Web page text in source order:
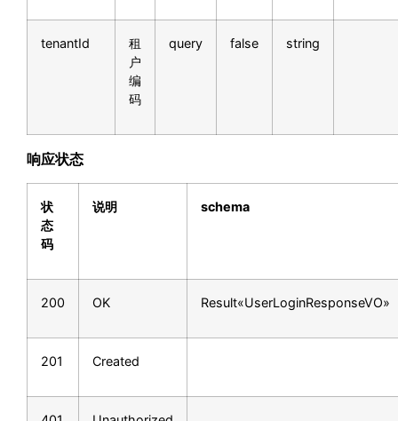
tenantId
租
户
编
码
query false string
响应状态
状
态
码
说明 schema
200 OK Result«UserLoginResponseVO»
201 Created